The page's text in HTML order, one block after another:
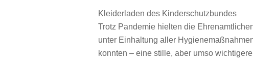
Kleiderladen des Kinderschutzbundes
Trotz Pandemie hielten die
unter Einhaltung aller
konnten – eine stille, aber umso